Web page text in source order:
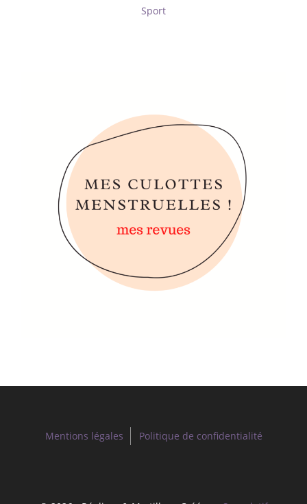
Sport
Mentions légales Politique de confidentialité